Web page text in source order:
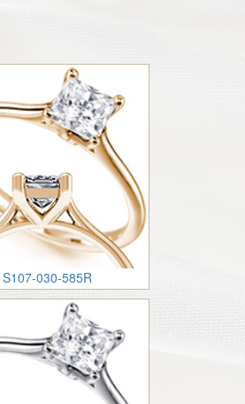
S107-030-585R